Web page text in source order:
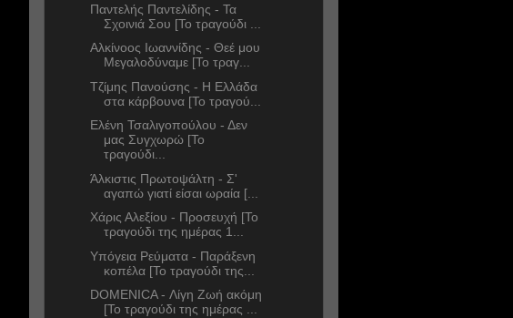
Παντελής Παντελίδης - Τα
Σχοινιά Σου [Το τραγούδι ...
Αλκίνοος Ιωαννίδης - Θεέ μου
Μεγαλοδύναμε [Το τραγ...
Τζίμης Πανούσης - Η Ελλάδα
στα κάρβουνα [Το τραγού...
Ελένη Τσαλιγοπούλου - Δεν
μας Συγχωρώ [Το
τραγούδι...
Άλκιστις Πρωτοψάλτη - Σ'
αγαπώ γιατί είσαι ωραία [...
Χάρις Αλεξίου - Προσευχή [Το
τραγούδι της ημέρας 1...
Υπόγεια Ρεύματα - Παράξενη
κοπέλα [Το τραγούδι της...
DOMENICA - Λίγη Ζωή ακόμη
[Το τραγούδι της ημέρας ...